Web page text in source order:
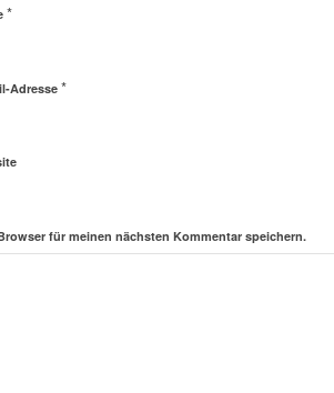
*
Adresse*
für meinen nächsten Kommentar speichern.